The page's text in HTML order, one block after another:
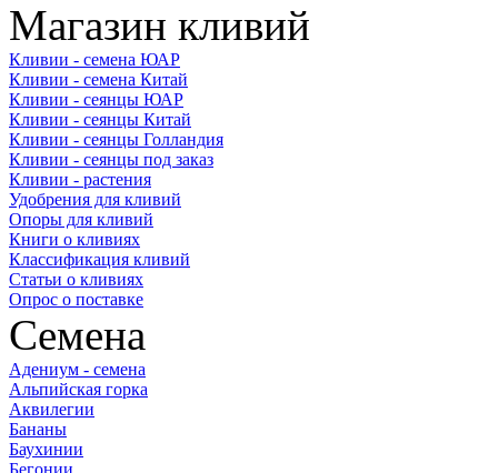
Магазин кливий
Кливии - семена ЮАР
Кливии - семена Китай
Кливии - сеянцы ЮАР
Кливии - сеянцы Китай
Кливии - сеянцы Голландия
Кливии - сеянцы под заказ
Кливии - растения
Удобрения для кливий
Опоры для кливий
Книги о кливиях
Классификация кливий
Статьи о кливиях
Опрос о поставке
Семена
Адениум - семена
Альпийская горка
Аквилегии
Бананы
Баухинии